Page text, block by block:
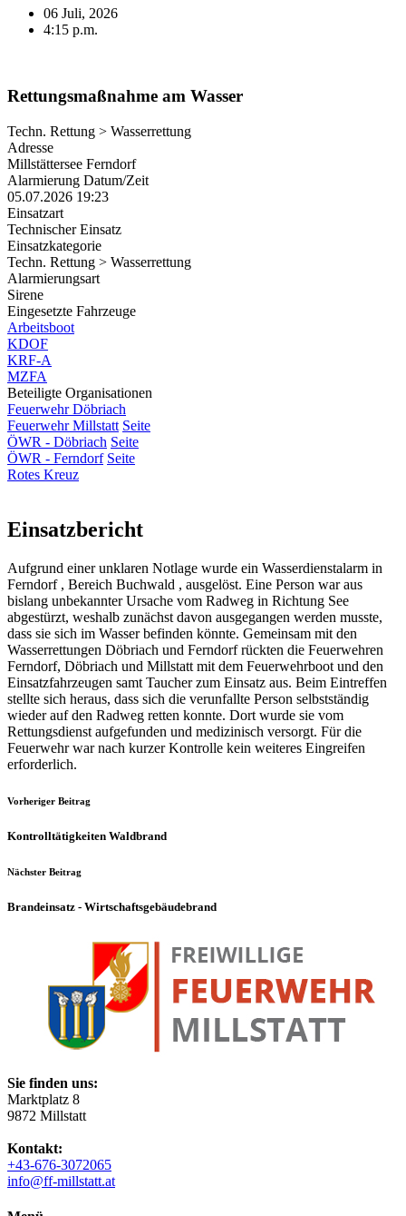
06 Juli, 2026
4:15 p.m.
Rettungsmaßnahme am Wasser
Techn. Rettung > Wasserrettung
Adresse
Millstättersee Ferndorf
Alarmierung Datum/Zeit
05.07.2026 19:23
Einsatzart
Technischer Einsatz
Einsatzkategorie
Techn. Rettung > Wasserrettung
Alarmierungsart
Sirene
Eingesetzte Fahrzeuge
Arbeitsboot
KDOF
KRF-A
MZFA
Beteiligte Organisationen
Feuerwehr Döbriach
Feuerwehr Millstatt Seite
ÖWR - Döbriach Seite
ÖWR - Ferndorf Seite
Rotes Kreuz
Einsatzbericht
Aufgrund einer unklaren Notlage wurde ein Wasserdienstalarm in
Ferndorf , Bereich Buchwald , ausgelöst. Eine Person war aus
bislang unbekannter Ursache vom Radweg in Richtung See
abgestürzt, weshalb zunächst davon ausgegangen werden musste,
dass sie sich im Wasser befinden könnte. Gemeinsam mit den
Wasserrettungen Döbriach und Ferndorf rückten die Feuerwehren
Ferndorf, Döbriach und Millstatt mit dem Feuerwehrboot und den
Einsatzfahrzeugen samt Taucher zum Einsatz aus. Beim Eintreffen
stellte sich heraus, dass sich die verunfallte Person selbstständig
wieder auf den Radweg retten konnte. Dort wurde sie vom
Rettungsdienst aufgefunden und medizinisch versorgt. Für die
Feuerwehr war nach kurzer Kontrolle kein weiteres Eingreifen
erforderlich.
Vorheriger Beitrag
Kontrolltätigkeiten Waldbrand
Nächster Beitrag
Brandeinsatz - Wirtschaftsgebäudebrand
Sie finden uns:
Marktplatz 8
9872 Millstatt
Kontakt:
+43-676-3072065
info@ff-millstatt.at